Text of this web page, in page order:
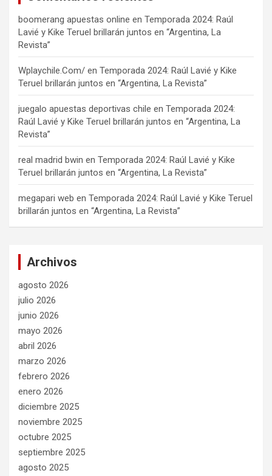
boomerang apuestas online en Temporada 2024: Raúl
Lavié y Kike Teruel brillarán juntos en “Argentina, La
Revista”
Wplaychile.Com/ en Temporada 2024: Raúl Lavié y Kike
Teruel brillarán juntos en “Argentina, La Revista”
juegalo apuestas deportivas chile en Temporada 2024:
Raúl Lavié y Kike Teruel brillarán juntos en “Argentina, La
Revista”
real madrid bwin en Temporada 2024: Raúl Lavié y Kike
Teruel brillarán juntos en “Argentina, La Revista”
megapari web en Temporada 2024: Raúl Lavié y Kike Teruel
brillarán juntos en “Argentina, La Revista”
Archivos
agosto 2026
julio 2026
junio 2026
mayo 2026
abril 2026
marzo 2026
febrero 2026
enero 2026
diciembre 2025
noviembre 2025
octubre 2025
septiembre 2025
agosto 2025